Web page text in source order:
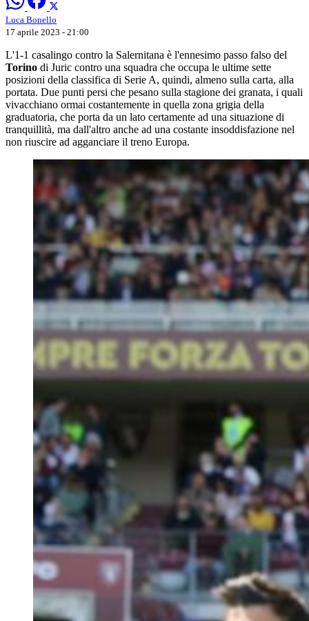
Luca Bonello
17 aprile 2023 - 21:00
L'1-1 casalingo contro la Salernitana è l'ennesimo passo falso del
Torino di Juric contro una squadra che occupa le ultime sette
posizioni della classifica di Serie A, quindi, almeno sulla carta, alla
portata. Due punti persi che pesano sulla stagione dei granata, i quali
vivacchiano ormai costantemente in quella zona grigia della
graduatoria, che porta da un lato certamente ad una situazione di
tranquillità, ma dall'altro anche ad una costante insoddisfazione nel
non riuscire ad agganciare il treno Europa.